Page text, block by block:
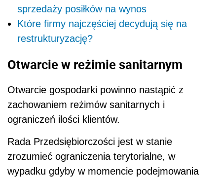
sprzedaży posiłków na wynos
Które firmy najczęściej decydują się na
restrukturyzację?
Otwarcie w reżimie sanitarnym
Otwarcie gospodarki powinno nastąpić z
zachowaniem reżimów sanitarnych i
ograniczeń ilości klientów.
Rada Przedsiębiorczości jest w stanie
zrozumieć ograniczenia terytorialne, w
wypadku gdyby w momencie podejmowania